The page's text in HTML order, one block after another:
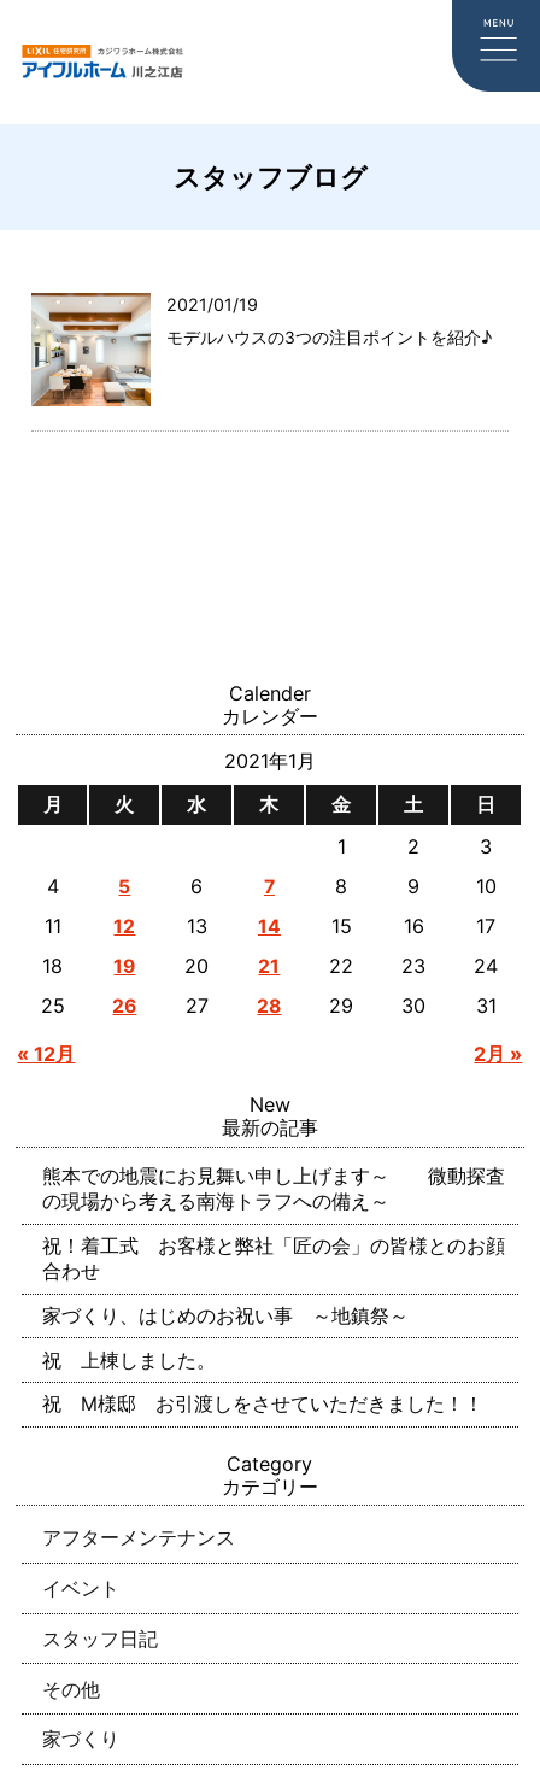
スタッフブログ
2021/01/19
モデルハウスの3つの注目ポイントを紹介♪
Calender
カレンダー
2021年1月
月
火 水 木 金 土 日
« 12月 2月 »
1 2
3
4
5 6 7 8 9
10
11
12 13 14 15 16
17
18
19 20 21 22 23
24
25
26 27 28 29 30 31
New
最新の記事
熊本での地震にお見舞い申し上げます～ 微動探査
の現場から考える南海トラフへの備え～
祝！着工式 お客様と弊社「匠の会」の皆様とのお顔
合わせ
家づくり、はじめのお祝い事 ～地鎮祭～
祝 上棟しました。
祝 M様邸 お引渡しをさせていただきました！！
Category
カテゴリー
アフターメンテナンス
イベント
スタッフ日記
その他
家づくり